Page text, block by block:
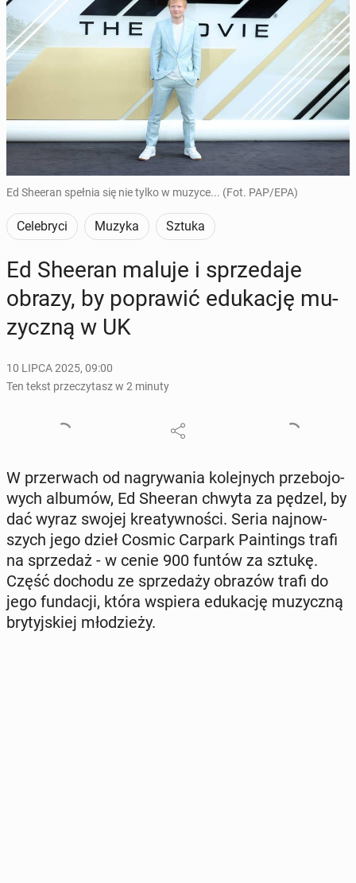
Ed Sheeran spełnia się nie tylko w muzyce... (Fot. PAP/EPA)
Celebryci Muzyka Sztuka
Ed Sheeran maluje i sprze­da­je
obrazy, by po­pra­wić edu­ka­cję mu­
zycz­ną w UK
10 LIPCA 2025, 09:00
Ten tekst przeczytasz w 2 minuty
W prze­rwach od na­gry­wa­nia ko­lej­nych prze­bo­jo­
wych albumów, Ed Sheeran chwyta za pędzel, by
dać wyraz swojej kre­atyw­no­ści. Seria naj­now­
szych jego dzieł Cosmic Carpark Pa­in­tings trafi
na sprze­daż - w cenie 900 funtów za sztukę.
Część dochodu ze sprze­da­ży obrazów trafi do
jego fun­da­cji, która wspiera edu­ka­cję mu­zycz­ną
bry­tyj­skiej mło­dzie­ży.